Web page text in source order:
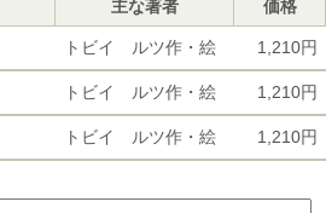
主な著者 価格
トビイ ルツ作・絵 1,210円
トビイ ルツ作・絵 1,210円
トビイ ルツ作・絵 1,210円